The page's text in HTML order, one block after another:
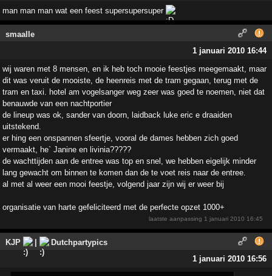
man man man wat een feest supersupersuper
smaalle
1 januari 2010 16:44
wij waren met 8 mensen, en ik heb toch mooie feestjes meegemaakt, maar
dit was veruit de mooiste, de heenreis met de tram gegaan, terug met de
tram en taxi. hotel am vogelsanger weg zeer was goed te noemen, niet dat
benauwde van een nachtportier
de lineup was ok, sander van doorn, laidback luke eric e draaiden
uitstekend.
er hing een onspannen sfeertje, vooral de dames hebben zich goed
vermaakt, he` Janine en livinia?????
de wachttijden aan de entree was top en snel, we hebben eigelijk minder
lang gewacht om binnen te komen dan de te voet reis naar de entree.
al met al weer een mooi feestje, volgend jaar zijn wij er weer bij
organisatie van harte gefeliciteerd met de perfecte opzet 1000+
laatste aanpassing 1 januari 2010 16:45
KJP |
Dutchpartypics
1 januari 2010 16:56